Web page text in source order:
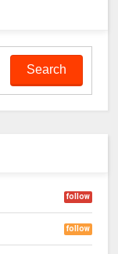
follow
follow